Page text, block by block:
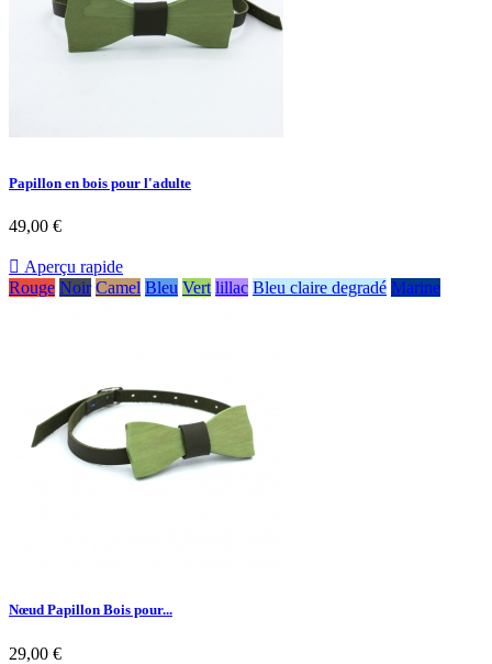
Papillon en bois pour l'adulte
49,00 €
 Aperçu rapide
Rouge Noir Camel Bleu Vert lillac Bleu claire degradé Marine
Nœud Papillon Bois pour...
29,00 €